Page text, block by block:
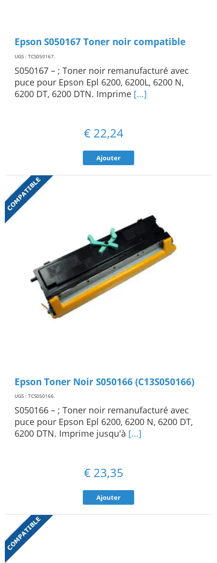
Epson S050167 Toner noir compatible
UGS : TCS050167.
S050167 – ; Toner noir remanufacturé avec
puce pour Epson Epl 6200, 6200L, 6200 N,
6200 DT, 6200 DTN. Imprime [...]
€ 22,24
Ajouter
Epson Toner Noir S050166 (C13S050166)
UGS : TCS050166.
S050166 – ; Toner noir remanufacturé avec
puce pour Epson Epl 6200, 6200 N, 6200 DT,
6200 DTN. Imprime jusqu'à [...]
€ 23,35
Ajouter